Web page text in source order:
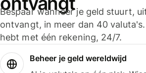
Bespaar wanneer je geld stuurt,
ontvangt, in meer dan 40
hebt met één rekening, 24/7.
Beheer je geld wereldwijd